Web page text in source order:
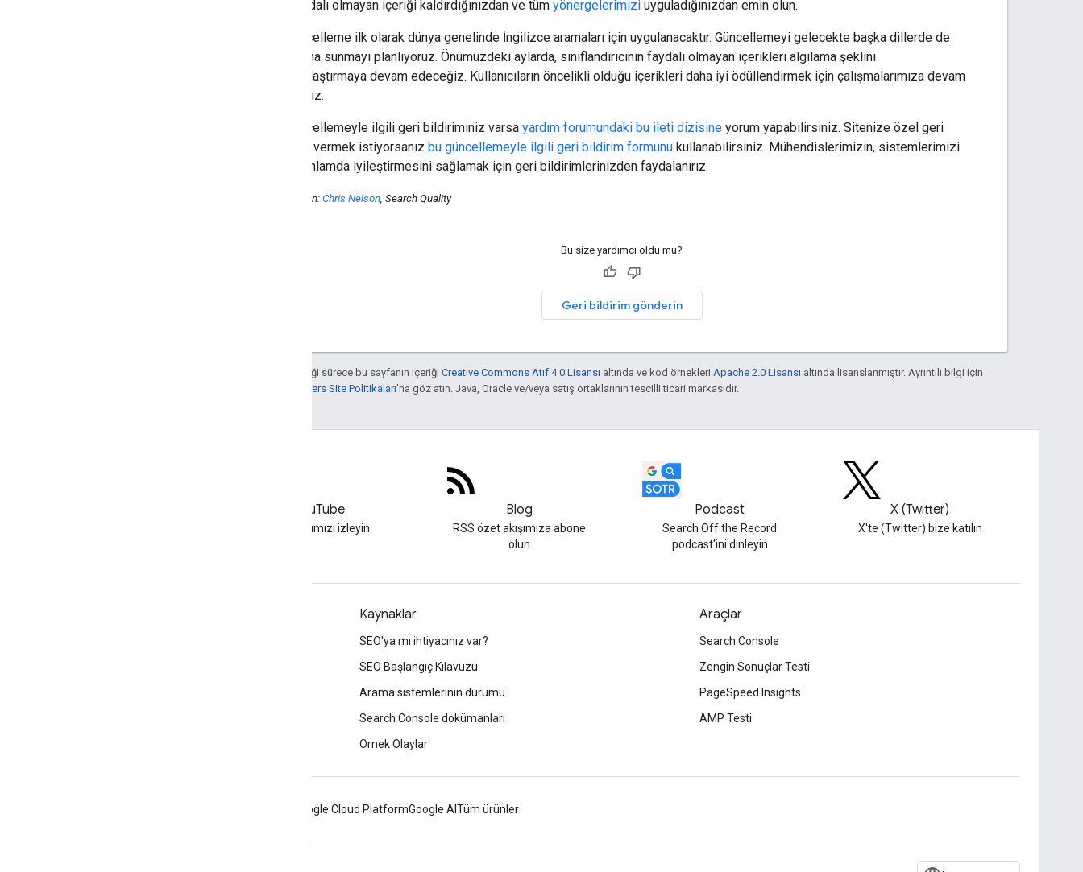
için faydalı olmayan içeriği kaldırdığınızdan ve tüm yönergelerimizi uyguladığınızdan emin olun.
Bu güncelleme ilk olarak dünya genelinde İngilizce aramaları için uygulanacaktır. Güncellemeyi gelecekte başka dillerde de
kullanıma sunmayı planlıyoruz. Önümüzdeki aylarda, sınıflandırıcının faydalı olmayan içerikleri algılama şeklini
hassaslaştırmaya devam edeceğiz. Kullanıcıların öncelikli olduğu içerikleri daha iyi ödüllendirmek için çalışmalarımıza devam
edeceğiz.
Bu güncellemeyle ilgili geri bildiriminiz varsa yardım forumundaki bu ileti dizisine yorum yapabilirsiniz. Sitenize özel geri
bildirim vermek istiyorsanız bu güncellemeyle ilgili geri bildirim formunu kullanabilirsiniz. Mühendislerimizin, sistemlerimizi
genel anlamda iyileştirmesini sağlamak için geri bildirimlerinizden faydalanırız.
Yayınlayan: Chris Nelson , Search Quality
Bu size yardımcı oldu mu?
Geri bildirim gönderin
Aksi belirtilmediği sürece bu sayfanın içeriği Creative Commons Atıf 4.0 Lisansı altında ve kod örnekleri Apache 2.0 Lisansı altında lisanslanmıştır. Ayrıntılı bilgi için
Google Developers Site Politikaları'na göz atın. Java, Oracle ve/veya satış ortaklarının tescilli ticari markasıdır.
YouTube
Videolarımızı izleyin
Blog
RSS özet akışımıza abone
olun
Podcast
Search Off the Record
podcast'ini dinleyin
X (Twitter)
X'te (Twitter) bize katılın
Kaynaklar
SEO'ya mı ihtiyacınız var?
SEO Başlangıç Kılavuzu
Arama sistemlerinin durumu
Search Console dokümanları
Örnek Olaylar
Araçlar
Search Console
Zengin Sonuçlar Testi
PageSpeed Insights
AMP Testi
Google Cloud PlatformGoogle AI Tüm ürünler